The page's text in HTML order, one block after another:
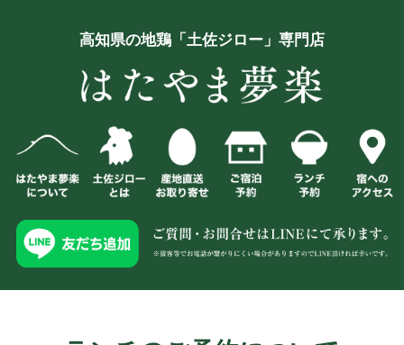
高知県の地鶏「土佐ジロー」専門店